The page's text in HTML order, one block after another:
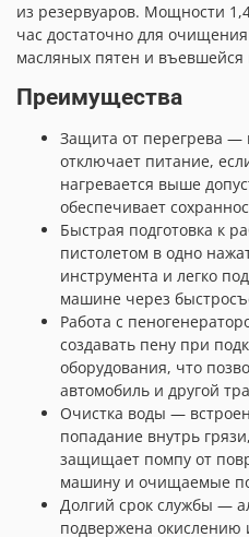
из резервуаров. Мощности
час достаточно для
масляных пятен и въевшейся
Преимущества
Защита от перегрева —
отключает питание,
нагревается выше
обеспечивает
Быстрая подготовка к
пистолетом в одно
инструмента и легко
машине через
Работа с
создавать пену при
оборудования, что
автомобиль и другой
Очистка воды —
попадание внутрь
защищает помпу от
машину и очищаемые
Долгий срок службы —
подвержена окислению